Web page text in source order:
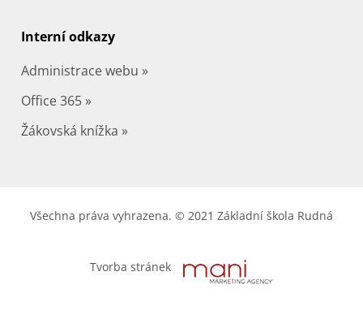
Interní odkazy
Administrace webu »
Office 365 »
Žákovská knížka »
Tvorba stránek
Všechna práva vyhrazena. © 2021 Základní škola Rudná